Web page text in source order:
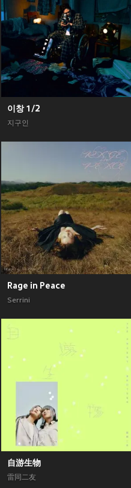
이창 1/2
지구인
Rage in Peace
Serrini
自游生物
雷同二友